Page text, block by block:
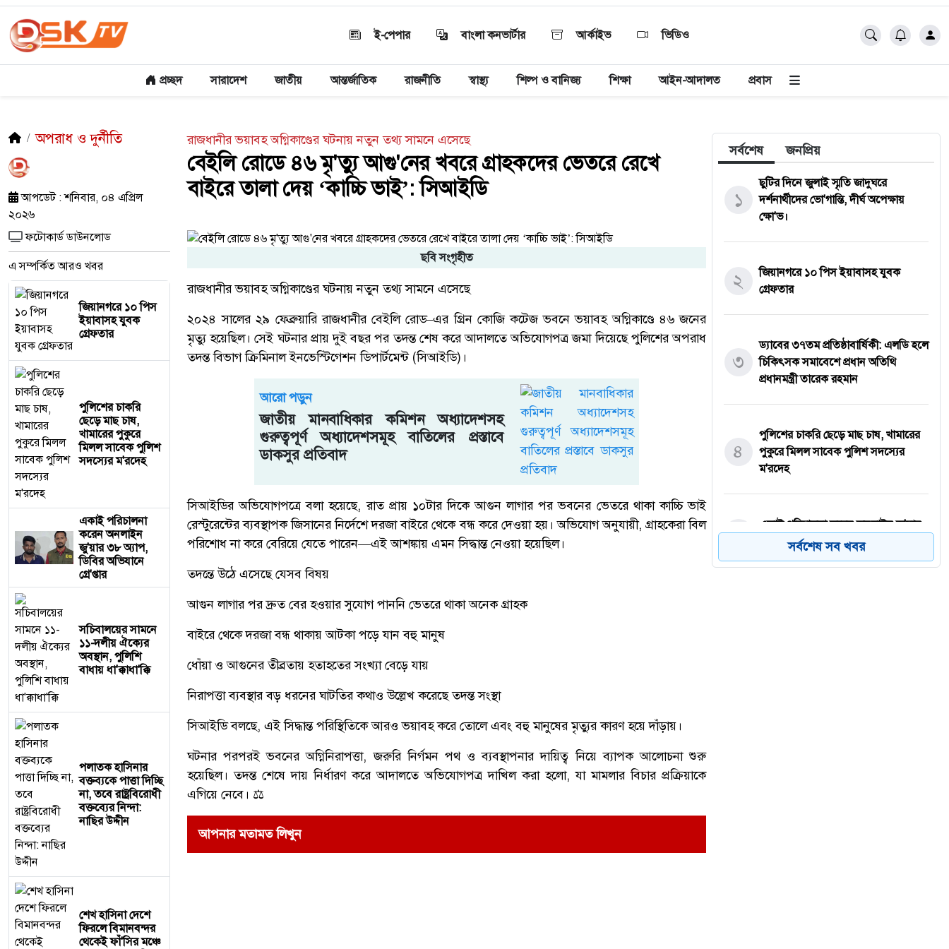
ই-পেপার বাংলা কনভার্টার আর্কাইভ ভিডিও
প্রচ্ছদ সারাদেশ জাতীয় আন্তর্জাতিক রাজনীতি স্বাস্থ্য শিল্প ও বানিজ্য শিক্ষা আইন-আদালত প্রবাস
অপরাধ ও দুর্নীতি
আপডেট : শনিবার, ০৪ এপ্রিল
২০২৬
ফটোকার্ড ডাউনলোড
এ সম্পর্কিত আরও খবর
জিয়ানগরে ১০ পিস
ইয়াবাসহ যুবক
গ্রেফতার
পুলিশের চাকরি
ছেড়ে মাছ চাষ,
খামারের পুকুরে
মিলল সাবেক পুলিশ
সদস্যের ম'রদেহ
একাই পরিচালনা
করেন অনলাইন
জু'য়ার ৩৮ অ্যাপ,
ডিবির অভিযানে
গ্রে'প্তার
সচিবালয়ের সামনে
১১-দলীয় ঐক্যের
অবস্থান, পুলিশি
বাধায় ধা'ক্কাধা'ক্কি
পলাতক হাসিনার
বক্তব্যকে পাত্তা দিচ্ছি
না, তবে রাষ্ট্রবিরোধী
বক্তব্যের নিন্দা:
নাছির উদ্দীন
শেখ হাসিনা দেশে
ফিরলে বিমানবন্দর
থেকেই ফাঁ'সির মঞ্চে
রাজধানীর ভয়াবহ অগ্নিকাণ্ডের ঘটনায় নতুন তথ্য সামনে এসেছে
বেইলি রোডে ৪৬ মৃ'ত্যু আগু'নের খবরে গ্রাহকদের ভেতরে রেখে
বাইরে তালা দেয় ‘কাচ্চি ভাই’: সিআইডি
ছবি সংগৃহীত
রাজধানীর ভয়াবহ অগ্নিকাণ্ডের ঘটনায় নতুন তথ্য সামনে এসেছে
২০২৪ সালের ২৯ ফেব্রুয়ারি রাজধানীর বেইলি রোড–এর গ্রিন কোজি কটেজ ভবনে ভয়াবহ অগ্নিকাণ্ডে ৪৬ জনের
মৃত্যু হয়েছিল। সেই ঘটনার প্রায় দুই বছর পর তদন্ত শেষ করে আদালতে অভিযোগপত্র জমা দিয়েছে পুলিশের অপরাধ
তদন্ত বিভাগ ক্রিমিনাল ইনভেস্টিগেশন ডিপার্টমেন্ট (সিআইডি)।
আরো পড়ুন
জাতীয় মানবাধিকার কমিশন অধ্যাদেশসহ
গুরুত্বপূর্ণ অধ্যাদেশসমূহ বাতিলের প্রস্তাবে
ডাকসুর প্রতিবাদ
সিআইডির অভিযোগপত্রে বলা হয়েছে, রাত প্রায় ১০টার দিকে আগুন লাগার পর ভবনের ভেতরে থাকা কাচ্চি ভাই
রেস্টুরেন্টের ব্যবস্থাপক জিসানের নির্দেশে দরজা বাইরে থেকে বন্ধ করে দেওয়া হয়। অভিযোগ অনুযায়ী, গ্রাহকেরা বিল
পরিশোধ না করে বেরিয়ে যেতে পারেন—এই আশঙ্কায় এমন সিদ্ধান্ত নেওয়া হয়েছিল।
তদন্তে উঠে এসেছে যেসব বিষয়
আগুন লাগার পর দ্রুত বের হওয়ার সুযোগ পাননি ভেতরে থাকা অনেক গ্রাহক
বাইরে থেকে দরজা বন্ধ থাকায় আটকা পড়ে যান বহু মানুষ
ধোঁয়া ও আগুনের তীব্রতায় হতাহতের সংখ্যা বেড়ে যায়
নিরাপত্তা ব্যবস্থার বড় ধরনের ঘাটতির কথাও উল্লেখ করেছে তদন্ত সংস্থা
সিআইডি বলছে, এই সিদ্ধান্ত পরিস্থিতিকে আরও ভয়াবহ করে তোলে এবং বহু মানুষের মৃত্যুর কারণ হয়ে দাঁড়ায়।
ঘটনার পরপরই ভবনের অগ্নিনিরাপত্তা, জরুরি নির্গমন পথ ও ব্যবস্থাপনার দায়িত্ব নিয়ে ব্যাপক আলোচনা শুরু
হয়েছিল। তদন্ত শেষে দায় নির্ধারণ করে আদালতে অভিযোগপত্র দাখিল করা হলো, যা মামলার বিচার প্রক্রিয়াকে
এগিয়ে নেবে। ⚖️
আপনার মতামত লিখুন
সর্বশেষ জনপ্রিয়
১
ছুটির দিনে জুলাই স্মৃতি জাদুঘরে
দর্শনার্থীদের ভো'গান্তি, দীর্ঘ অপেক্ষায়
ক্ষো'ভ।
২
জিয়ানগরে ১০ পিস ইয়াবাসহ যুবক
গ্রেফতার
৩
ড্যাবের ৩৭তম প্রতিষ্ঠাবার্ষিকী: এলডি হলে
চিকিৎসক সমাবেশে প্রধান অতিথি
প্রধানমন্ত্রী তারেক রহমান
৪
পুলিশের চাকরি ছেড়ে মাছ চাষ, খামারের
পুকুরে মিলল সাবেক পুলিশ সদস্যের
ম'রদেহ
৫
একাই পরিচালনা করেন অনলাইন জু'য়ার
৩৮ অ্যাপ, ডিবির অভিযানে গ্রে'প্তার
সর্বশেষ সব খবর